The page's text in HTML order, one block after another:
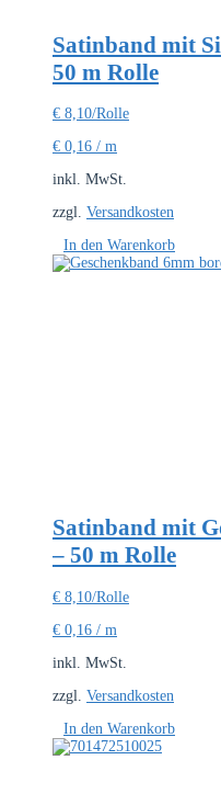
Satinband mit
50 m Rolle
€ 8,10/Rolle
€ 0,16 / m
inkl. MwSt.
zzgl. Versandkosten
In den Warenkorb
Satinband mit
– 50 m Rolle
€ 8,10/Rolle
€ 0,16 / m
inkl. MwSt.
zzgl. Versandkosten
In den Warenkorb